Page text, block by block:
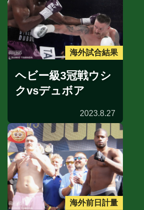
海外試合結果
ヘビー級3冠戦ウシ
クvsデュボア
2023.8.27
海外前日計量